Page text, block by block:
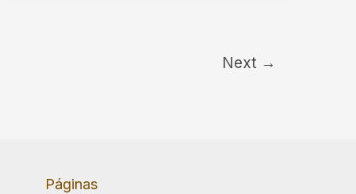
Next →
Páginas